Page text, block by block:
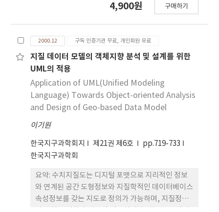
경년 변화를 분석하기 위하여 TOMS 자료 외에 위성
였다. 또한 대기의 열적 및 강수(구름) 변화에 따른 반
사율의 경년 변화를 분석하기 위하여는 MSU 채널
1(하부 대류권)밝기온도를 이용하였다. 오존전량의
시계열은 뚜렷한 계절 변화와 함께 전구적으로 감소
경향(-6.3±0.6 DU/decade)을, 그리고 엘니뇨보다
는 화산폭발이 있었던 기간에 더 뚜렷한 변동을 보였
다. 오존전량과 위성관측 및 모델 재분석의 하부 성층
권 온도는 1980-92년 기간의 경년 변화에 있어서 서
로 양의 상관(0.2-0.7)을 보였다. 반사율은 같은 기간
에 전구적으로 다소 증가 경향(0.20±0.06
%/decade)을 보였으며 1982-83년, 1991-92년의
엘니뇨 특징을 잘 반영하였다. 열대 지역에서의 반사
율의 연주기 변동은 양반구의 고위도에 비하여 작게
나타났으며, 이는 아열대 고압대 및 열대 용승 지역에
서 대기 침강으로 인하여 구름이 소산되거나 하층운
4,900원 구매하기
2000.12 구독 인증기관 무료, 개인회원 유료
지질 데이터 모델의 객체지향 분석 및 설계를 위한
UML의 적용
Application of UML(Unified Modeling
Language) Towards Object-oriented Analysis
and Design of Geo-based Data Model
이기원
한국지구과학회지 제21권 제6호
pp.719-733
한국지구과학회
요약: 수치지질도는 디지털 포맷으로 지리적인 정보
와 연계된 공간 도형정보와 지질학적인 데이터베이스
속성정보를 갖는 지도로 정의가 가능하며, 지질정보